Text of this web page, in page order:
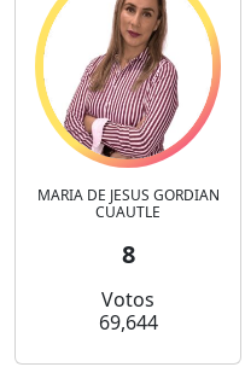
MARIA DE JESUS GORDIAN
CUAUTLE
8
Votos
69,644